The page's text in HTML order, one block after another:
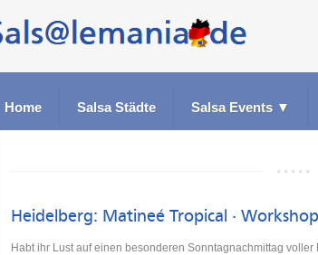
Home Salsa Städte Salsa Events ▼
Heidelberg: Matineé Tropical ·
Habt ihr Lust auf einen besonderen Sonntagnachmittag